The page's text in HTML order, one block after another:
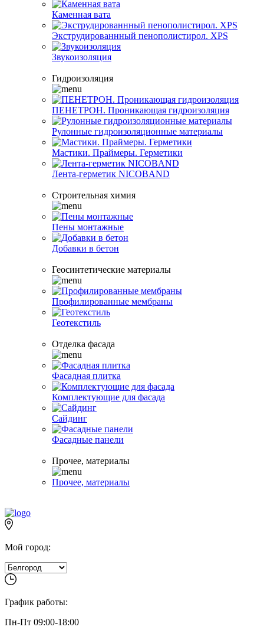
Каменная вата
Экструдированнный пенополистирол. XPS
Звукоизоляция
Гидроизоляция
ПЕНЕТРОН. Проникающая гидроизоляция
Рулонные гидроизоляционные материалы
Мастики. Праймеры. Герметики
Лента-герметик NICOBAND
Строительная химия
Пены монтажные
Добавки в бетон
Геосинтетические материалы
Профилированные мембраны
Геотекстиль
Отделка фасада
Фасадная плитка
Комплектующие для фасада
Сайдинг
Фасадные панели
Прочее, материалы
Прочее, материалы
Мой город:
График работы:
Пн-Пт 09:00-18:00